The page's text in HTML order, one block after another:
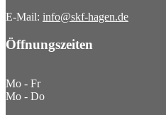
E-Mail: info@skf-hagen.de
Öffnungszeiten
Mo - Fr
Mo - Do